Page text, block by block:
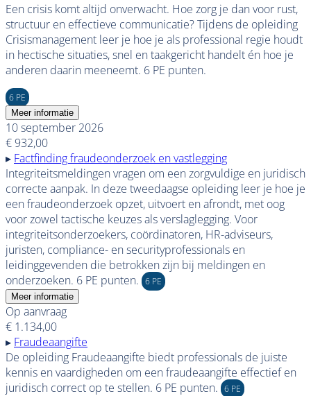
Een crisis komt altijd onverwacht. Hoe zorg je dan voor rust,
structuur en effectieve communicatie? Tijdens de opleiding
Crisismanagement leer je hoe je als professional regie houdt
in hectische situaties, snel en taakgericht handelt én hoe je
anderen daarin meeneemt. 6 PE punten.
6 PE
Meer informatie
10 september 2026
€ 932,00
▸ Factfinding fraudeonderzoek en vastlegging
Integriteitsmeldingen vragen om een zorgvuldige en juridisch
correcte aanpak. In deze tweedaagse opleiding leer je hoe je
een fraudeonderzoek opzet, uitvoert en afrondt, met oog
voor zowel tactische keuzes als verslaglegging. Voor
integriteitsonderzoekers, coördinatoren, HR-adviseurs,
juristen, compliance- en securityprofessionals en
leidinggevenden die betrokken zijn bij meldingen en
onderzoeken. 6 PE punten. 6 PE
Meer informatie
Op aanvraag
€ 1.134,00
▸ Fraudeaangifte
De opleiding Fraudeaangifte biedt professionals de juiste
kennis en vaardigheden om een fraudeaangifte effectief en
juridisch correct op te stellen. 6 PE punten. 6 PE